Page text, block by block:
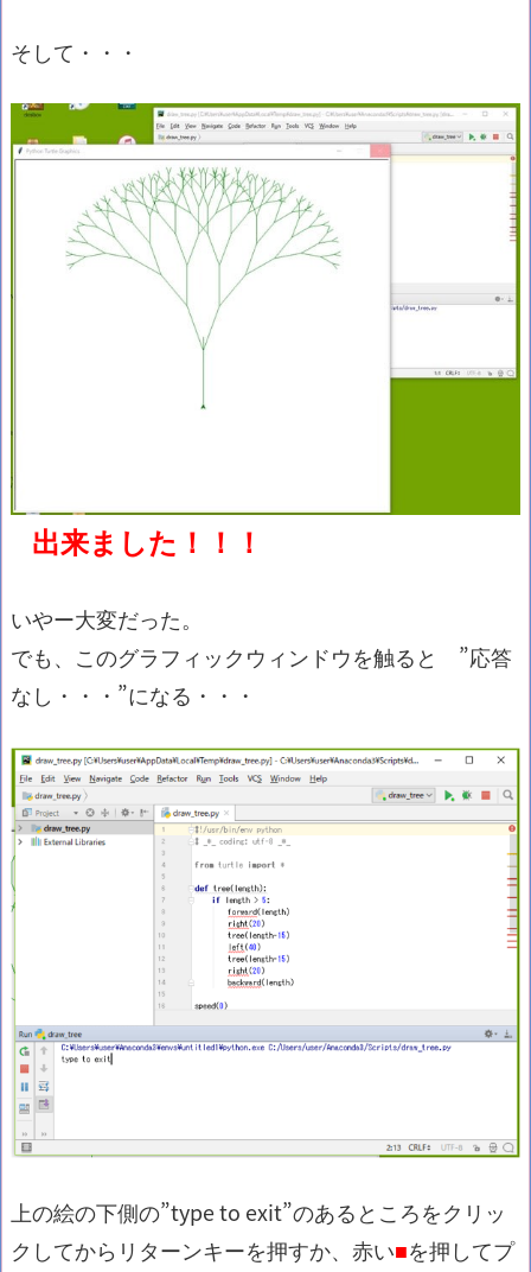
そして・・・
出来ました！！！
いやー大変だった。
でも、このグラフィックウィンドウを触ると ”応答
なし・・・”になる・・・
上の絵の下側の”type to exit”のあるところをクリッ
クしてからリターンキーを押すか、赤い■を押してプ